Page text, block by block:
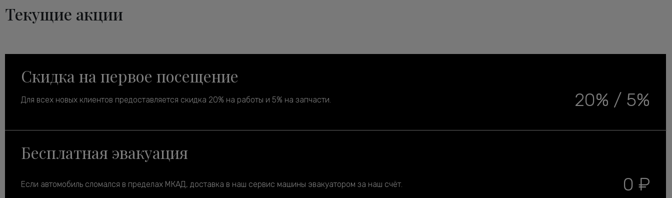
Текущие акции
Скидка на первое посещение
Для всех новых клиентов предоставляется скидка 20% на работы и 5% на запчасти. 20% / 5%
Бесплатная эвакуация
Если автомобиль сломался в пределах МКАД, доставка в наш сервис машины эвакуатором за наш счёт. 0 ₽